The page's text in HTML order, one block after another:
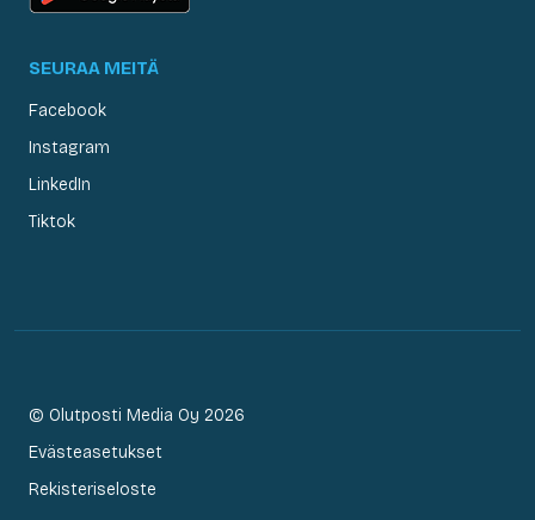
SEURAA MEITÄ
Facebook
Instagram
LinkedIn
Tiktok
© Olutposti Media Oy 2026
Evästeasetukset
Rekisteriseloste